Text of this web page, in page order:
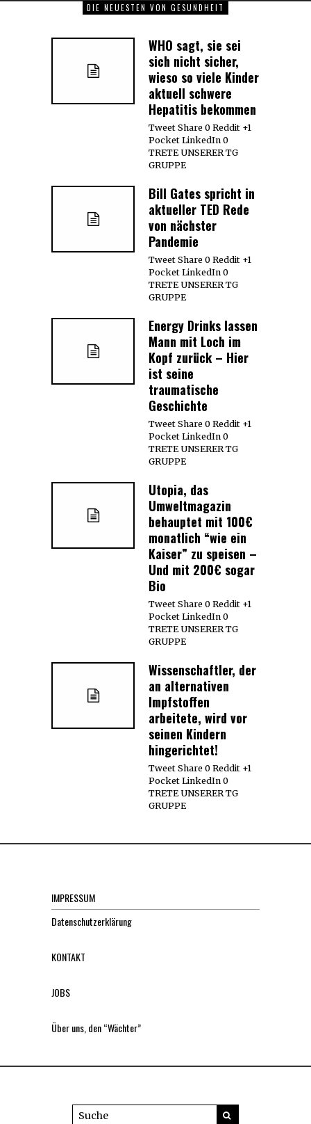
DIE NEUESTEN VON GESUNDHEIT
WHO sagt, sie sei
sich nicht sicher,
wieso so viele Kinder
aktuell schwere
Hepatitis bekommen
Tweet Share 0 Reddit +1
Pocket LinkedIn 0
TRETE UNSERER TG
GRUPPE
Bill Gates spricht in
aktueller TED Rede
von nächster
Pandemie
Tweet Share 0 Reddit +1
Pocket LinkedIn 0
TRETE UNSERER TG
GRUPPE
Energy Drinks lassen
Mann mit Loch im
Kopf zurück – Hier
ist seine
traumatische
Geschichte
Tweet Share 0 Reddit +1
Pocket LinkedIn 0
TRETE UNSERER TG
GRUPPE
Utopia, das
Umweltmagazin
behauptet mit 100€
monatlich “wie ein
Kaiser” zu speisen –
Und mit 200€ sogar
Bio
Tweet Share 0 Reddit +1
Pocket LinkedIn 0
TRETE UNSERER TG
GRUPPE
Wissenschaftler, der
an alternativen
Impfstoffen
arbeitete, wird vor
seinen Kindern
hingerichtet!
Tweet Share 0 Reddit +1
Pocket LinkedIn 0
TRETE UNSERER TG
GRUPPE
IMPRESSUM
Datenschutzerklärung
KONTAKT
JOBS
Über uns, den “Wächter”